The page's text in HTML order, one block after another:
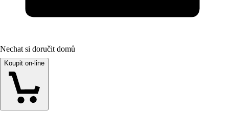
Nechat si doručit domů
Koupit on-line